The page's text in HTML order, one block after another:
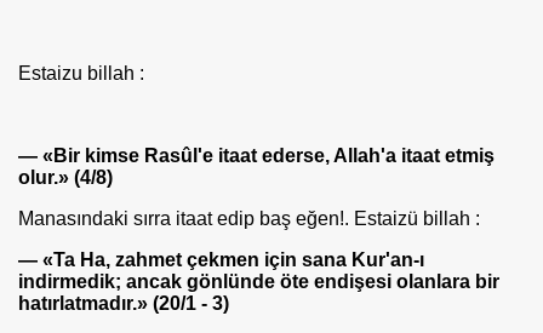
Estaizu billah :
— «Bir kimse Rasûl'e itaat ederse, Allah'a itaat etmiş
olur.» (4/8)
Manasındaki sırra itaat edip baş eğen!. Estaizü billah :
— «Ta Ha, zahmet çekmen için sana Kur'an-ı
indirmedik; ancak gönlünde öte endişesi olanlara bir
hatırlatmadır.» (20/1 - 3)